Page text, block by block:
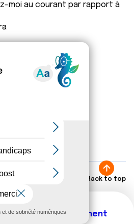
moi au courant par rapport à
votre mari ?
me décrivez me font penser
Back to top
New comment